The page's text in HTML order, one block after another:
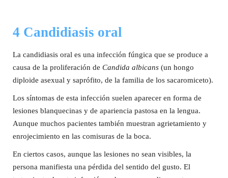
4 Candidiasis oral
La candidiasis oral es una infección fúngica que se produce a
causa de la proliferación de Candida albicans (un hongo
diploide asexual y saprófito, de la familia de los sacaromiceto).
Los síntomas de esta infección suelen aparecer en forma de
lesiones blanquecinas y de apariencia pastosa en la lengua.
Aunque muchos pacientes también muestran agrietamiento y
enrojecimiento en las comisuras de la boca.
En ciertos casos, aunque las lesiones no sean visibles, la
persona manifiesta una pérdida del sentido del gusto. El